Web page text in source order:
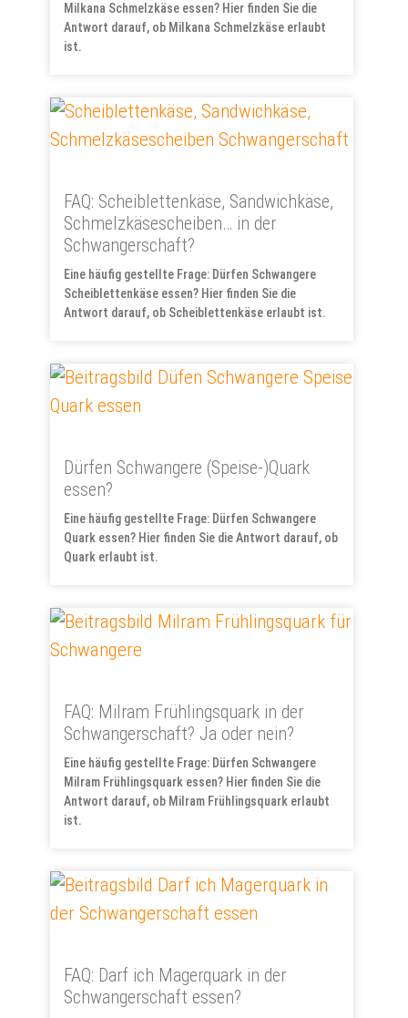
Milkana Schmelzkäse essen? Hier finden Sie die
Antwort darauf, ob Milkana Schmelzkäse erlaubt
ist.
FAQ: Scheiblettenkäse, Sandwichkäse,
Schmelzkäsescheiben… in der
Schwangerschaft?
Eine häufig gestellte Frage: Dürfen Schwangere
Scheiblettenkäse essen? Hier finden Sie die
Antwort darauf, ob Scheiblettenkäse erlaubt ist.
Dürfen Schwangere (Speise-)Quark
essen?
Eine häufig gestellte Frage: Dürfen Schwangere
Quark essen? Hier finden Sie die Antwort darauf, ob
Quark erlaubt ist.
FAQ: Milram Frühlingsquark in der
Schwangerschaft? Ja oder nein?
Eine häufig gestellte Frage: Dürfen Schwangere
Milram Frühlingsquark essen? Hier finden Sie die
Antwort darauf, ob Milram Frühlingsquark erlaubt
ist.
FAQ: Darf ich Magerquark in der
Schwangerschaft essen?